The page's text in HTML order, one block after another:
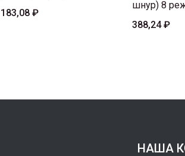
183,08 ₽
шнур) 8
388,24 ₽
НАША